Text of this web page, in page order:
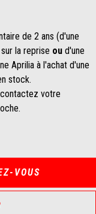
de 2 ans (d'une
la reprise ou d'une
Aprilia à l'achat d'une
stock.
votre
VOUS